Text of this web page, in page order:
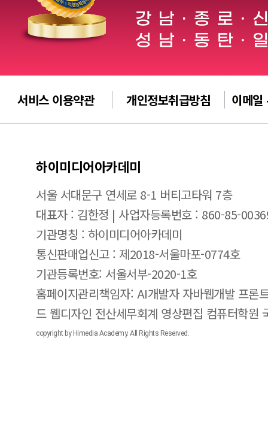
서비스 이용약관 개인정보취급방침 이메일
하이미디어아카데미
서울 서대문구 연세로 8-1 버티고타워 7층
대표자 : 김한정 | 사업자등록번호 : 860-85-
기관명칭 : 하이미디어아카데미
통신판매업신고 : 제2018-서울마포-0774호
기관등록번호: 서울서부-2020-1호
홈페이지관리책임자: AI개발자 자바웹개발 프론
드 웹디자인 전산세무회계 영상편집 컴퓨터학원
copyright by Himedia Academy. All Rights Reserved.